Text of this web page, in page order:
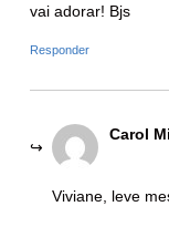
vai adorar! Bjs
Responder
Carol
Viviane, leve